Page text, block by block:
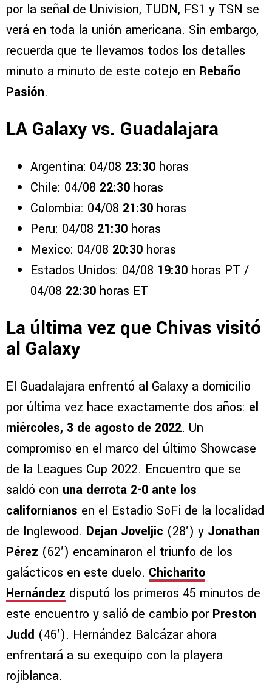
por la señal de Univision, TUDN, FS1 y TSN se
verá en toda la unión americana. Sin embargo,
recuerda que te llevamos todos los detalles
minuto a minuto de este cotejo en Rebaño
Pasión.
LA Galaxy vs. Guadalajara
Argentina: 04/08 23:30 horas
Chile: 04/08 22:30 horas
Colombia: 04/08 21:30 horas
Peru: 04/08 21:30 horas
Mexico: 04/08 20:30 horas
Estados Unidos: 04/08 19:30 horas PT /
04/08 22:30 horas ET
La última vez que Chivas visitó
al Galaxy
El Guadalajara enfrentó al Galaxy a domicilio
por última vez hace exactamente dos años: el
miércoles, 3 de agosto de 2022. Un
compromiso en el marco del último Showcase
de la Leagues Cup 2022. Encuentro que se
saldó con una derrota 2-0 ante los
californianos en el Estadio SoFi de la localidad
de Inglewood. Dejan Joveljic (28′) y Jonathan
Pérez (62′) encaminaron el triunfo de los
galácticos en este duelo. Chicharito
Hernández disputó los primeros 45 minutos de
este encuentro y salió de cambio por Preston
Judd (46′). Hernández Balcázar ahora
enfrentará a su exequipo con la playera
rojiblanca.